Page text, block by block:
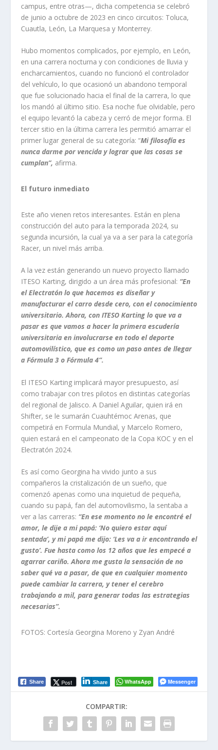
campus, entre otras—, dicha competencia se celebró
de junio a octubre de 2023 en cinco circuitos: Toluca,
Cuautla, León, La Marquesa y Monterrey.
Hubo momentos complicados, por ejemplo, en León,
en una carrera nocturna y con condiciones de lluvia y
encharcamientos, cuando no funcionó el controlador
del vehículo, lo que ocasionó un abandono temporal
que fue solucionado hacia el final de la carrera, lo que
los mandó al último sitio. Esa noche fue olvidable, pero
el equipo levantó la cabeza y cerró de mejor forma. El
tercer sitio en la última carrera les permitió amarrar el
primer lugar general de su categoría: “Mi filosofía es
nunca darme por vencida y lograr que las cosas se
cumplan”, afirma.
El futuro inmediato
Este año vienen retos interesantes. Están en plena
construcción del auto para la temporada 2024, su
segunda incursión, la cual ya va a ser para la categoría
Racer, un nivel más arriba.
A la vez están generando un nuevo proyecto llamado
ITESO Karting, dirigido a un área más profesional: “En
el Electratón lo que hacemos es diseñar y
manufacturar el carro desde cero, con el conocimiento
universitario. Ahora, con ITESO Karting lo que va a
pasar es que vamos a hacer la primera escudería
universitaria en involucrarse en todo el deporte
automovilístico, que es como un paso antes de llegar
a Fórmula 3 o Fórmula 4”.
El ITESO Karting implicará mayor presupuesto, así
como trabajar con tres pilotos en distintas categorías
del regional de Jalisco. A Daniel Aguilar, quien irá en
Shifter, se le sumarán Cuauhtémoc Arenas, que
competirá en Formula Mundial, y Marcelo Romero,
quien estará en el campeonato de la Copa KOC y en el
Electratón 2024.
Es así como Georgina ha vivido junto a sus
compañeros la cristalización de un sueño, que
comenzó apenas como una inquietud de pequeña,
cuando su papá, fan del automovilismo, la sentaba a
ver a las carreras: “En ese momento no le encontré el
amor, le dije a mi papá: ‘No quiero estar aquí
sentada’, y mi papá me dijo: ‘Les va a ir encontrando el
gusto’. Fue hasta como los 12 años que les empecé a
agarrar cariño. Ahora me gusta la sensación de no
saber qué va a pasar, de que en cualquier momento
puede cambiar la carrera, y tener el cerebro
trabajando a mil, para generar todas las estrategias
necesarias”.
FOTOS: Cortesía Georgina Moreno y Zyan André
Share Post Share WhatsApp Messenger
COMPARTIR: